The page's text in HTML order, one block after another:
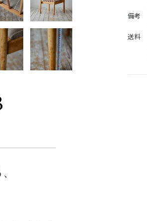
備考
送料